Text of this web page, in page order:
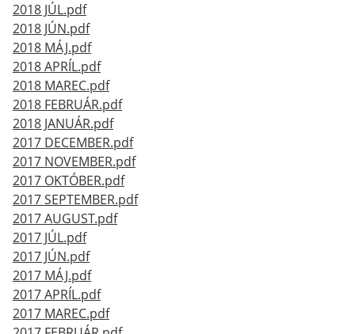
2018 JÚL.pdf
2018 JÚN.pdf
2018 MÁJ.pdf
2018 APRÍL.pdf
2018 MAREC.pdf
2018 FEBRUÁR.pdf
2018 JANUÁR.pdf
2017 DECEMBER.pdf
2017 NOVEMBER.pdf
2017 OKTÓBER.pdf
2017 SEPTEMBER.pdf
2017 AUGUST.pdf
2017 JÚL.pdf
2017 JÚN.pdf
2017 MÁJ.pdf
2017 APRÍL.pdf
2017 MAREC.pdf